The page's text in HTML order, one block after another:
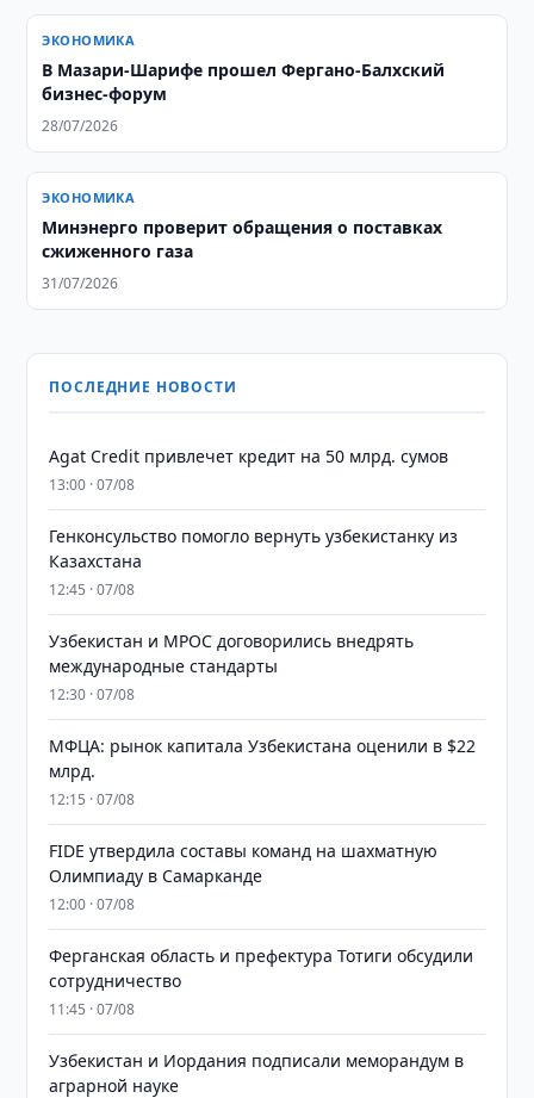
ЭКОНОМИКА
В Мазари-Шарифе прошел Фергано-Балхский
бизнес-форум
28/07/2026
ЭКОНОМИКА
Минэнерго проверит обращения о поставках
сжиженного газа
31/07/2026
ПОСЛЕДНИЕ НОВОСТИ
Agat Credit привлечет кредит на 50 млрд. сумов
13:00 · 07/08
Генконсульство помогло вернуть узбекистанку из
Казахстана
12:45 · 07/08
Узбекистан и MPOC договорились внедрять
международные стандарты
12:30 · 07/08
МФЦА: рынок капитала Узбекистана оценили в $22
млрд.
12:15 · 07/08
FIDE утвердила составы команд на шахматную
Олимпиаду в Самарканде
12:00 · 07/08
Ферганская область и префектура Тотиги обсудили
сотрудничество
11:45 · 07/08
Узбекистан и Иордания подписали меморандум в
аграрной науке